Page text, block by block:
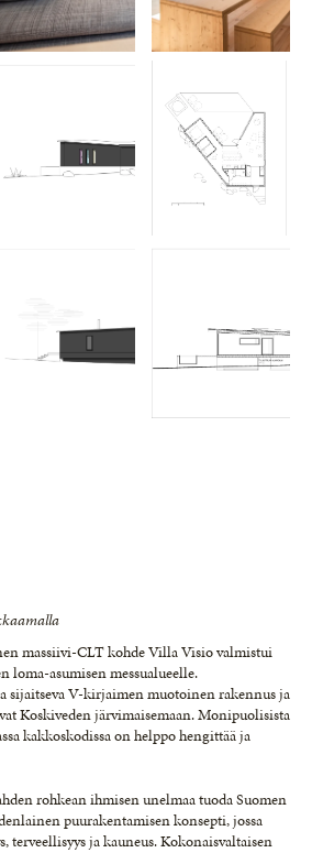
massiivi-CLT kohde Villa Visio valmistui
loma-asumisen messualueelle.
V-kirjaimen muotoinen rakennus ja
Koskiveden järvimaisemaan. Monipuolisista
kakkoskodissa on helppo hengittää ja
rohkean ihmisen unelmaa tuoda Suomen
puurakentamisen konsepti, jossa
terveellisyys ja kauneus. Kokonaisvaltaisen